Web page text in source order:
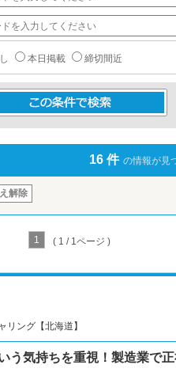
本日掲載 締切間近
16 件 の情報が見
解除
1 ( 1 / 1ページ )
ング【北海道】
う気持ちを重視！製造業で